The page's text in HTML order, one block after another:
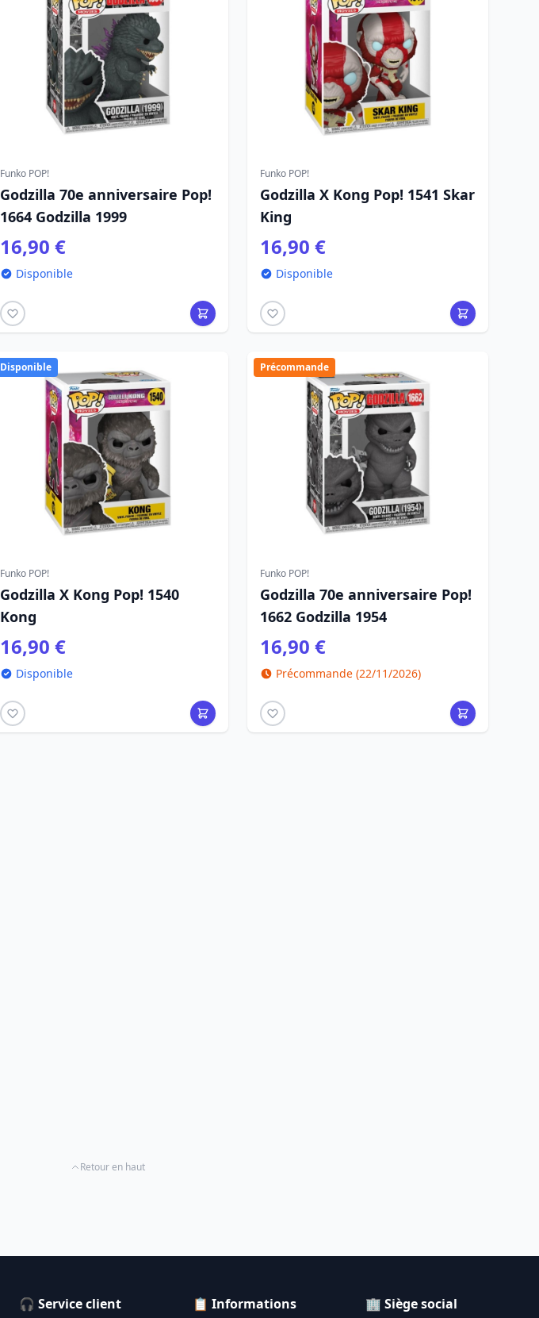
Funko POP!
Godzilla 70e anniversaire Pop!
1664 Godzilla 1999
16,90 €
Disponible
Funko POP!
Godzilla X Kong Pop! 1541 Skar
King
16,90 €
Disponible
Disponible
Funko POP!
Godzilla X Kong Pop! 1540
Kong
16,90 €
Disponible
Précommande
Funko POP!
Godzilla 70e anniversaire Pop!
1662 Godzilla 1954
16,90 €
Précommande (22/11/2026)
Retour en haut
🎧 Service client 📋 Informations 🏢 Siège social